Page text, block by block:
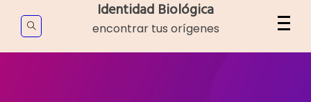
content
Identidad Biológica
encontrar tus orígenes